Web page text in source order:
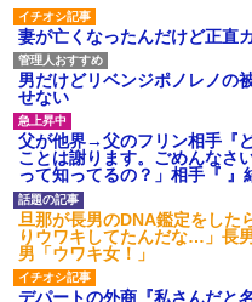
私「初めて飲む味だけどなん
のお茶？」彼「ちっ！」私「」
【GIF】JSのカンチョーワロ
タ
後続車にクラクションを鳴ら
され彼氏が逆切れ。「何クラク
ション鳴らしてんだ！降りてこ
いよ！」と怒鳴りだし...
【衝撃】報酬100万円超の治
募集がこちらｗｗｗｗｗ(※画像
あり)
【ネット騒然】惨殺されたタ
ワマン頂き女子のこの動画、す
げえええええｗｗｗｗｗｗｗｗ
ｗｗｗ
妻が亡くなったんだけど正直
男だけどリベンジポノレノの
せない
父が他界→父のフリン相手『
ことは謝ります。ごめんなさ
って知ってるの？」相手『 』
旦那が長男のDNA鑑定をした
りウワキしてたんだな…」長
男「ウワキ女！」
デパートの外商『私さんだと